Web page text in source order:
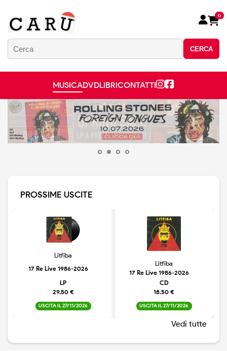
CERCA
0
MUSICADVDLIBRICONTATTI
PROSSIME USCITE
Litfiba
17 Re Live 1986-2026
LP
29.50 €
USCITA IL 27/11/2026
Litfiba
17 Re Live 1986-2026
CD
18.50 €
USCITA IL 27/11/2026
Vedi tutte